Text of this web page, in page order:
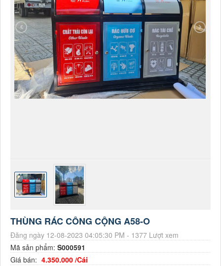
THÙNG RÁC CÔNG CỘNG A58-O
Đăng ngày 12-08-2023 04:05:30 PM - 1377 Lượt xem
Mã sản phẩm: S000591
Giá bán: 4.350.000 /Cái